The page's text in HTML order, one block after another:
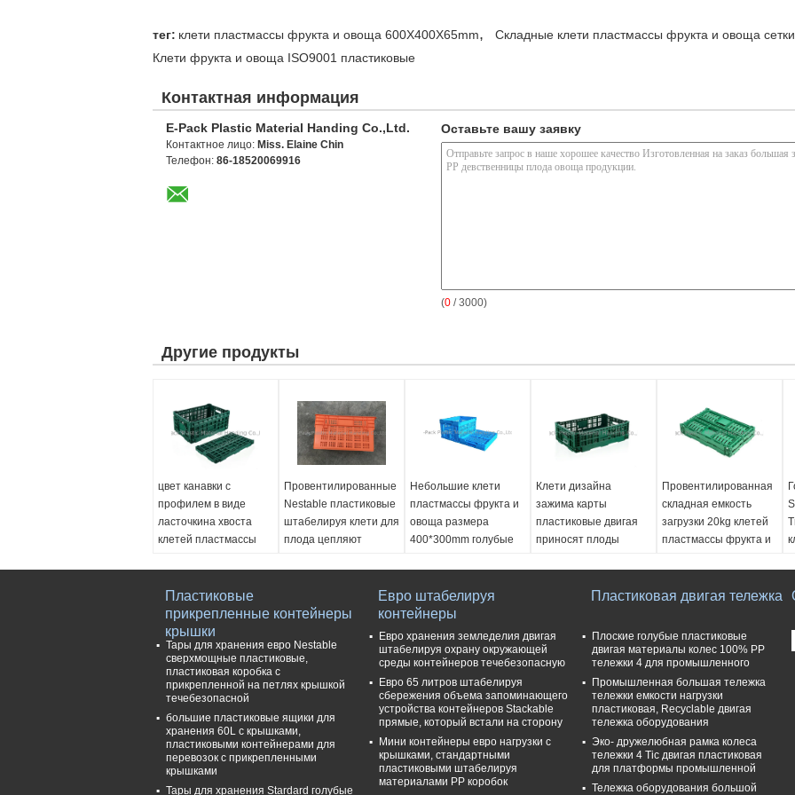
тег: клети пластмассы фрукта и овоща 600X400X65mm,
Складные клети пластмассы фрукта и овоща сетки
Клети фрукта и овоща ISO9001 пластиковые
Контактная информация
E-Pack Plastic Material Handing Co.,Ltd.
Контактное лицо: Miss. Elaine Chin
Телефон: 86-18520069916
Оставьте вашу заявку
(0 / 3000)
Другие продукты
цвет канавки с
профилем в виде
ласточкина хвоста
клетей пластмассы
изготовленный на
заказ
Ext. Тусклый.::
600*400*230mm
Int. Тусклый.::
560*365*215mm
Сложенный размер::
600*400*38mm
Вес::2.06kg
Провентилированные
Nestable пластиковые
штабелируя клети для
плода цепляют
Девственница PP
Смогите быть
подгоняно
Ext. Тусклый.:
600*400*310mm
525*365*300mm
Небольшие клети
пластмассы фрукта и
овоща размера
400*300mm голубые
Int. Тусклый.::
370*270*230mm
400*300*70mm
Вес::1.05kg
Клети дизайна
зажима карты
пластиковые двигая
приносят плоды
Ext. Тусклый.::
Int. Тусклый.::
560*365*200mm
Сложенный размер::
600*400*50mm
Вес::2.20kg
Провентилированная
складная емкость
загрузки 20kg клетей
пластмассы фрукта и
600*400*220mm
560*360*200mm
Сложенный размер::
600*400*50mm
Вес::2KG
Пластиковые
прикрепленные контейнеры
крышки
Тары для хранения евро Nestable
сверхмощные пластиковые,
пластиковая коробка с
прикрепленной на петлях крышкой
течебезопасной
большие пластиковые ящики для
хранения 60L с крышками,
пластиковыми контейнерами для
перевозок с прикрепленными
крышками
Тары для хранения Stardard голубые
Евро штабелируя
контейнеры
Евро хранения земледелия двигая
штабелируя охрану окружающей
среды контейнеров течебезопасную
Евро 65 литров штабелируя
сбережения объема запоминающего
устройства контейнеров Stackable
прямые, который встали на сторону
Мини контейнеры евро нагрузки с
крышками, стандартными
пластиковыми штабелируя
материалами PP коробок
Пластиковая двигая тележка
Плоские голубые пластиковые
двигая материалы колес 100% PP
тележки 4 для промышленного
Промышленная большая тележка
тележки емкости нагрузки
пластиковая, Recyclable двигая
тележка оборудования
Эко- дружелюбная рамка колеса
тележки 4 Tic двигая пластиковая
для платформы промышленной
Тележка оборудования большой